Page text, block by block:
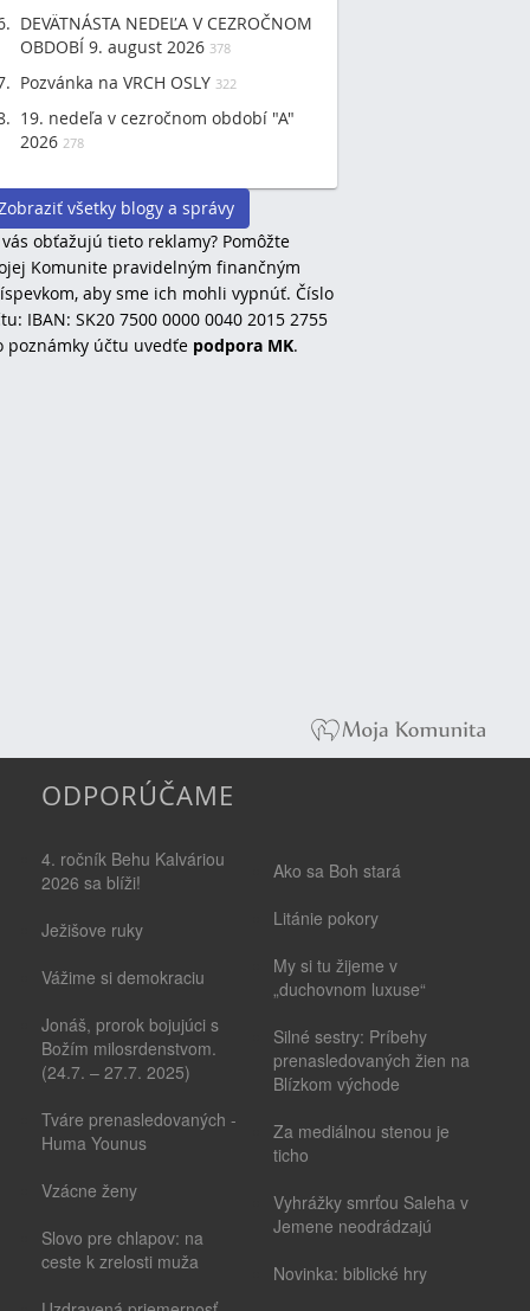
DEVÄTNÁSTA NEDEĽA V CEZROČNOM
OBDOBÍ 9. august 2026 378
Pozvánka na VRCH OSLY 322
19. nedeľa v cezročnom období "A"
2026 278
všetky blogy a správy
obťažujú tieto reklamy? Pomôžte
Komunite pravidelným finančným
aby sme ich mohli vypnúť. Číslo
IBAN: SK20 7500 0000 0040 2015 2755
poznámky účtu uvedťe podpora MK.
ODPORÚČAME
4. ročník Behu Kalváriou
2026 sa blíži!
Ježišove ruky
Vážime si demokraciu
Jonáš, prorok bojujúci s
Božím milosrdenstvom.
(24.7. – 27.7. 2025)
Tváre prenasledovaných -
Huma Younus
Vzácne ženy
Slovo pre chlapov: na
ceste k zrelosti muža
Ako sa Boh stará
Litánie pokory
My si tu žijeme v
„duchovnom luxuse“
Silné sestry: Príbehy
prenasledovaných žien na
Blízkom východe
Za mediálnou stenou je
ticho
Vyhrážky smrťou Saleha v
Jemene neodrádzajú
Novinka: biblické hry